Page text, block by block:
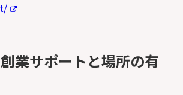
業サポートと場所の有